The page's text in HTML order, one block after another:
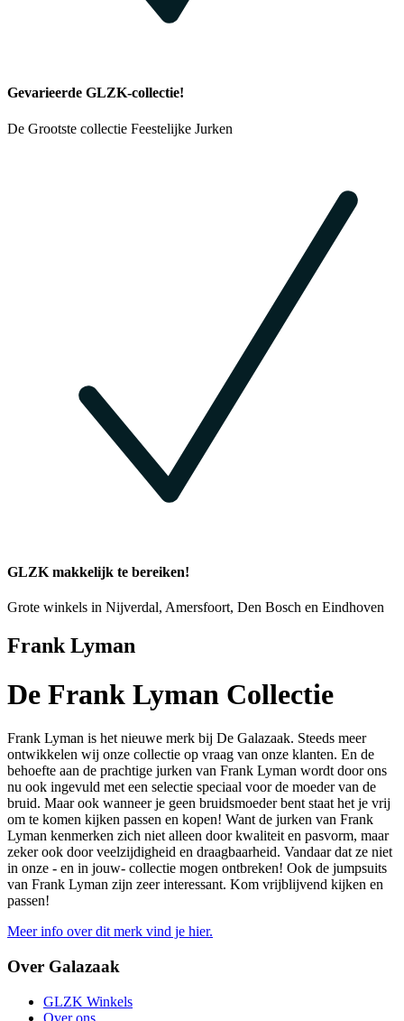
Gevarieerde GLZK-collectie!
De Grootste collectie Feestelijke Jurken
GLZK makkelijk te bereiken!
Grote winkels in Nijverdal, Amersfoort, Den Bosch en Eindhoven
Frank Lyman
De Frank Lyman Collectie
Frank Lyman is het nieuwe merk bij De Galazaak. Steeds meer
ontwikkelen wij onze collectie op vraag van onze klanten. En de
behoefte aan de prachtige jurken van Frank Lyman wordt door ons
nu ook ingevuld met een selectie speciaal voor de moeder van de
bruid. Maar ook wanneer je geen bruidsmoeder bent staat het je vrij
om te komen kijken passen en kopen! Want de jurken van Frank
Lyman kenmerken zich niet alleen door kwaliteit en pasvorm, maar
zeker ook door veelzijdigheid en draagbaarheid. Vandaar dat ze niet
in onze - en in jouw- collectie mogen ontbreken! Ook de jumpsuits
van Frank Lyman zijn zeer interessant. Kom vrijblijvend kijken en
passen!
Meer info over dit merk vind je hier.
Over Galazaak
GLZK Winkels
Over ons